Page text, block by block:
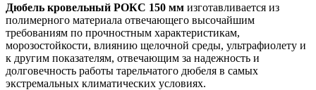
Дюбель кровельный РОКС 150 мм изготавливается из
полимерного материала отвечающего высочайшим
требованиям по прочностным характеристикам,
морозостойкости, влиянию щелочной среды, ультрафиолету и
к другим показателям, отвечающим за надежность и
долговечность работы тарельчатого дюбеля в самых
экстремальных климатических условиях.